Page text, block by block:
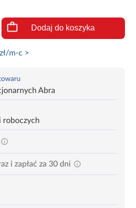
Dodaj do koszyka
zł/m-c >
Abra
roboczych
i zapłać za 30 dni